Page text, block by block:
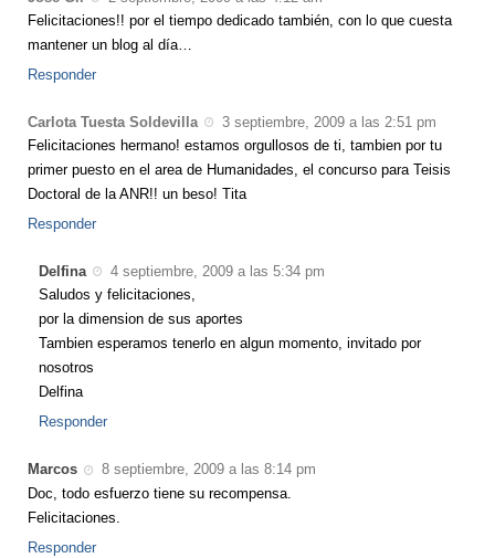
Felicitaciones!! por el tiempo dedicado también, con lo que cuesta
mantener un blog al día…
Responder
Carlota Tuesta Soldevilla
3 septiembre, 2009 a las 2:51 pm
Felicitaciones hermano! estamos orgullosos de ti, tambien por tu
primer puesto en el area de Humanidades, el concurso para Teisis
Doctoral de la ANR!! un beso! Tita
Responder
Delfina
4 septiembre, 2009 a las 5:34 pm
Saludos y felicitaciones,
por la dimension de sus aportes
Tambien esperamos tenerlo en algun momento, invitado por
nosotros
Delfina
Responder
Marcos
8 septiembre, 2009 a las 8:14 pm
Doc, todo esfuerzo tiene su recompensa.
Felicitaciones.
Responder